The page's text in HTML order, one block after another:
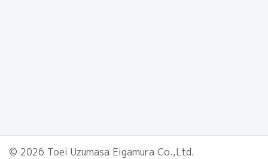
© 2026 Toei Uzumasa Eigamura Co.,Ltd.